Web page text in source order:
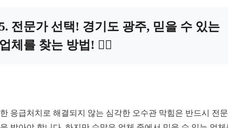
전문가 선택! 경기도 광주, 믿을 수 있는
체를 찾는 방법! 🕵️‍♀️
응급처치로 해결되지 않는 심각한 오수관 막힘은 반드시 전